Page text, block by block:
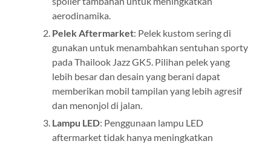
aerodinamika.
Pelek Aftermarket: Pelek kustom sering di
gunakan untuk menambahkan sentuhan sporty
pada Thailook Jazz GK5. Pilihan pelek yang
lebih besar dan desain yang berani dapat
memberikan mobil tampilan yang lebih agresif
dan menonjol di jalan.
Lampu LED: Penggunaan lampu LED
aftermarket tidak hanya meningkatkan